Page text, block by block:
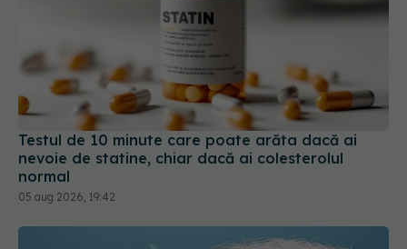
Testul de 10 minute care poate arăta dacă ai
nevoie de statine, chiar dacă ai colesterolul
normal
05 aug 2026, 19:42